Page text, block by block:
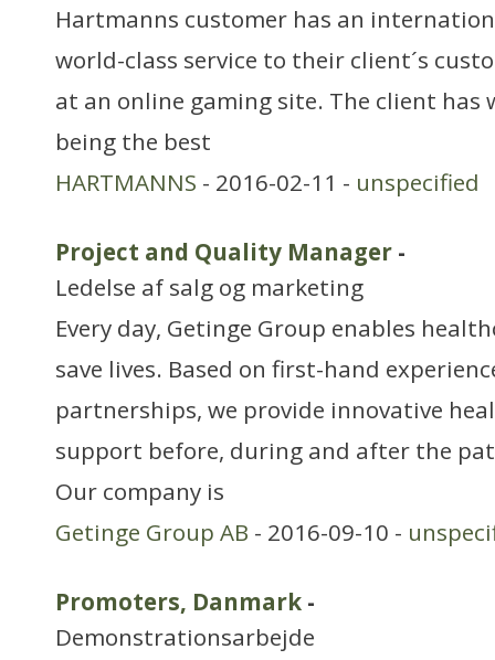
Hartmanns customer has an
world-class service to their client´s
at an online gaming site. The client has
being the best
HARTMANNS - 2016-02-11 - unspecified
Project and Quality Manager -
Ledelse af salg og marketing
Every day, Getinge Group enables
save lives. Based on first-hand
partnerships, we provide innovative
support before, during and after the
Our company is
Getinge Group AB - 2016-09-10 -
Promoters, Danmark -
Demonstrationsarbejde